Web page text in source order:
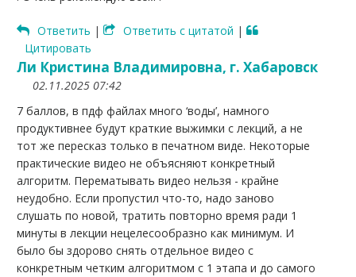
Ответить | Ответить с цитатой |
Цитировать
Ли Кристина Владимировна, г. Хабаровск
02.11.2025 07:42
7 баллов, в пдф файлах много ‘воды’, намного
продуктивнее будут краткие выжимки с лекций, а не
тот же пересказ только в печатном виде. Некоторые
практические видео не объясняют конкретный
алгоритм. Перематывать видео нельзя - крайне
неудобно. Если пропустил что-то, надо заново
слушать по новой, тратить повторно время ради 1
минуты в лекции нецелесообразно как минимум. И
было бы здорово снять отдельное видео с
конкретным четким алгоритмом с 1 этапа и до самого